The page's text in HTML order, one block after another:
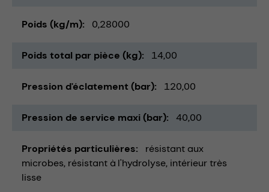
Poids (kg/m) 0,28000
Poids total par pièce (kg) 14,00
Pression d'éclatement (bar) 120,00
Pression de service maxi (bar) 40,00
Propriétés particulières
résistant aux
microbes résistant à l'hydrolyse intérieur très
lisse